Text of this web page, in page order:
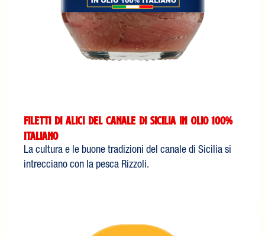
Filetti di Alici del Canale di Sicilia in Olio 100%
italiano
La cultura e le buone tradizioni del canale di Sicilia si
intrecciano con la pesca Rizzoli.